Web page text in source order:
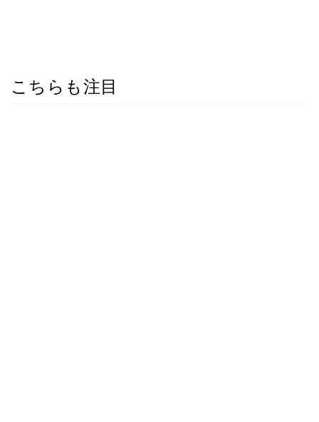
こちらも注目